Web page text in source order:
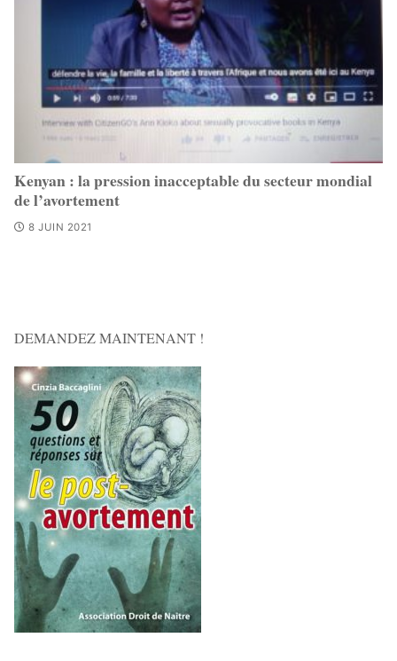
Kenyan : la pression inacceptable du secteur mondial
de l’avortement
8 JUIN 2021
DEMANDEZ MAINTENANT !